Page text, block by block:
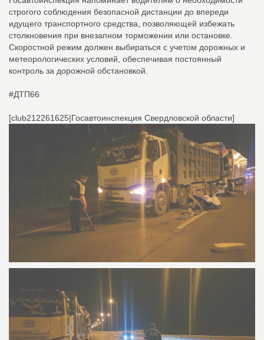
строгого соблюдения безопасной дистанции до впереди
идущего транспортного средства, позволяющей избежать
столкновения при внезапном торможении или остановке.
Скоростной режим должен выбираться с учетом дорожных и
метеорологических условий, обеспечивая постоянный
контроль за дорожной обстановкой.
#ДТП66
[club212261625|Госавтоинспекция Свердловской области]